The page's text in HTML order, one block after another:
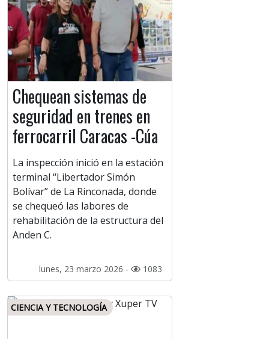
Chequean sistemas de
seguridad en trenes en
ferrocarril Caracas -Cúa
La inspección inició en la estación
terminal “Libertador Simón
Bolívar” de La Rinconada, donde
se chequeó las labores de
rehabilitación de la estructura del
Anden C.
lunes, 23 marzo 2026 - 1083
CIENCIA Y TECNOLOGÍA